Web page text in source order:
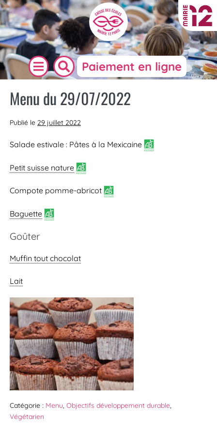
Paiement en ligne
Menu du 29/07/2022
Publié le 29 juillet 2022
Salade estivale : Pâtes à la Mexicaine
Petit suisse nature
Compote pomme-abricot
Baguette
Goûter
Muffin tout chocolat
Lait
Catégorie : Menu, Objectifs développement durable,
Végétarien